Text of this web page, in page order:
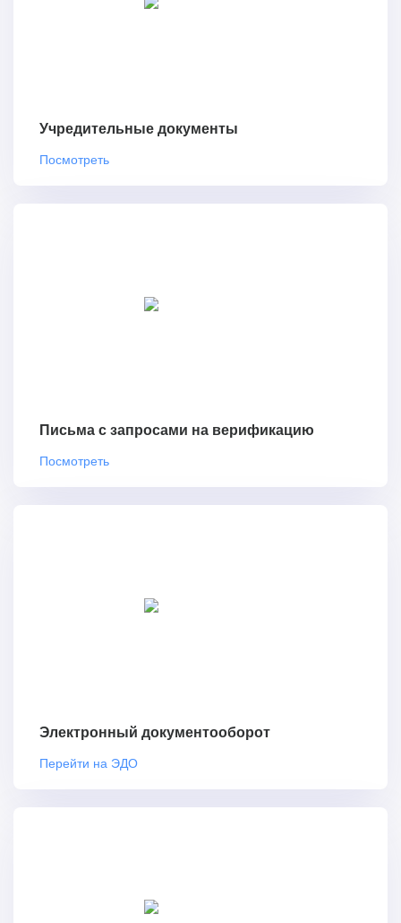
Учредительные документы
Посмотреть
Письма с запросами на верификацию
Посмотреть
Электронный документооборот
Перейти на ЭДО